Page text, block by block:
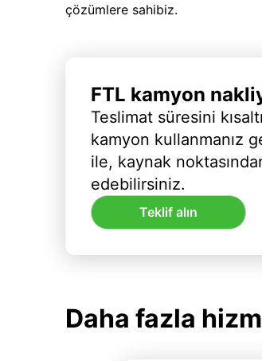
çözümlere sahibiz.
FTL kamyon
Teslimat süresini
kamyon kullanmanız
ile, kaynak
edebilirsiniz.
Teklif alın
Daha fazla